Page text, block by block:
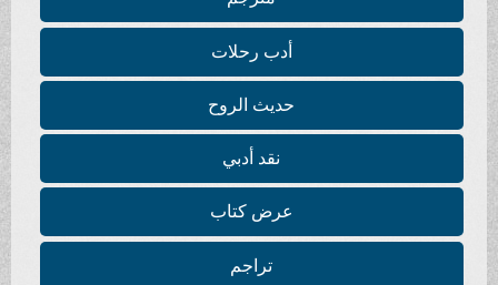
أدب رحلات
حديث الروح
نقد أدبي
عرض كتاب
تراجم